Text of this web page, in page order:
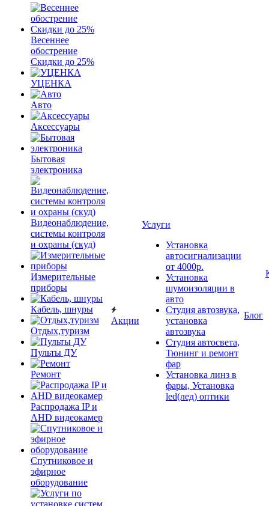
Весеннее
обострение
Скидки до 25%
УЦЕНКА
Авто
Аксессуары
Бытовая
электроника
Видеонаблюдение,
системы контроля
и охраны (скуд)
Измерительные
приборы
Кабель, шнуры
Отдых,туризм
Пульты ДУ
Ремонт
Распродажа IP и
AHD видеокамер
Спутниковое и
эфирное
оборудование
Акции
Услуги
Установка
автосигнализации
от 4000р.
Установка
шумоизоляции в
авто
Студия автозвука,
установка
автозвука
Студия автосвета,
Тюнинг и ремонт
фар
Установка линз в
фары, Установка
led(лед) оптики
Блог